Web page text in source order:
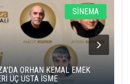
SİNEMA
ORHAN KEMAL EMEK
ÜÇ USTA İSME